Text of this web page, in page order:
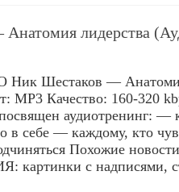
лидерства
Шестаков — Анатомия
MP3 Качество: 160-320
аудиотренинг: —
в себе — каждому, кто
Похожие
с надписями,